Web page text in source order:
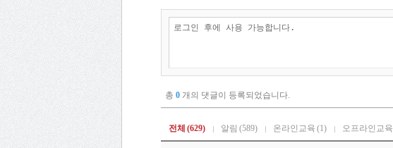
총 0 개의 댓글이 등록되었습니다.
전체 (629) 알림 (589) 온라인교육 (1) 오프라인교육